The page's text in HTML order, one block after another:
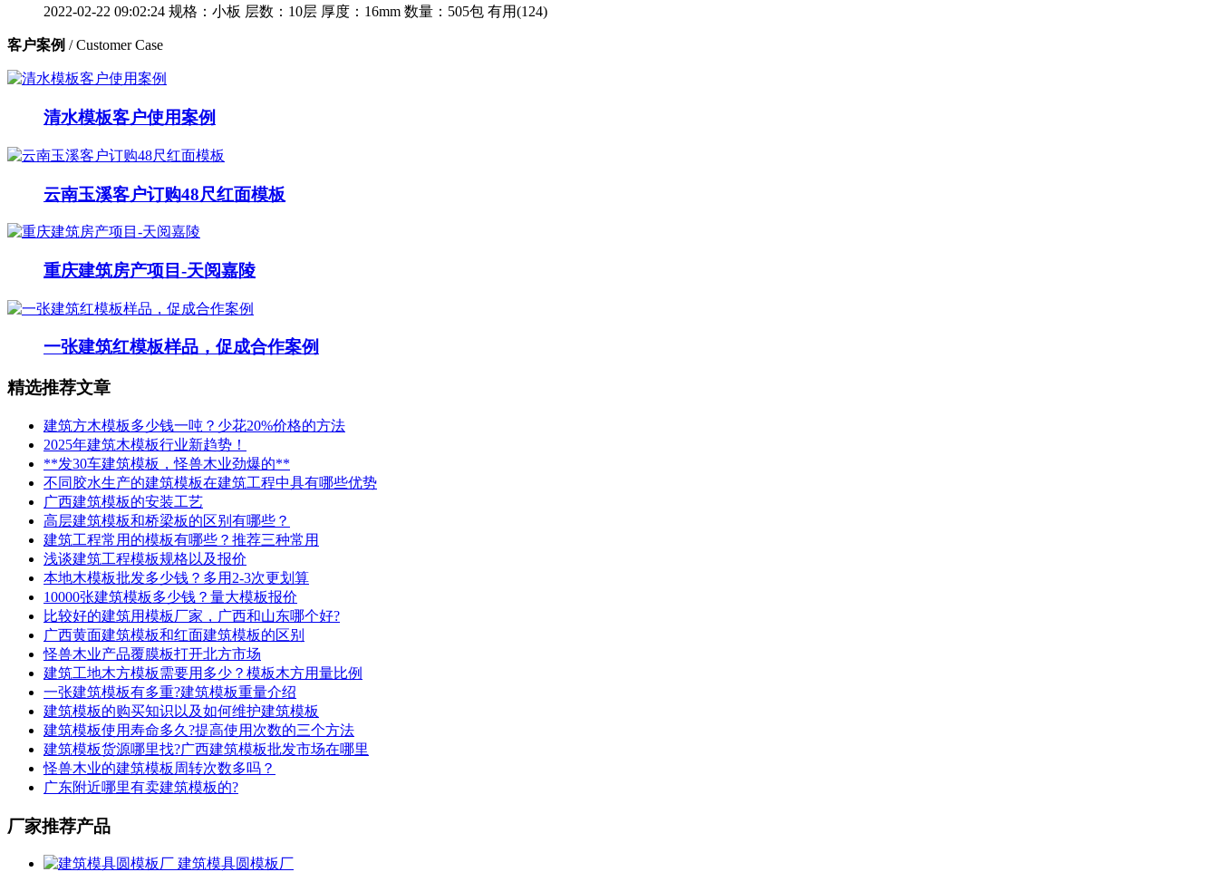
2022-02-22 09:02:24 规格：小板 层数：10层 厚度：16mm 数量：505包 有用(124)
客户案例 / Customer Case
清水模板客户使用案例
云南玉溪客户订购48尺红面模板
重庆建筑房产项目-天阅嘉陵
一张建筑红模板样品，促成合作案例
精选推荐文章
建筑方木模板多少钱一吨？少花20%价格的方法
2025年建筑木模板行业新趋势！
**发30车建筑模板，怪兽木业劲爆的**
不同胶水生产的建筑模板在建筑工程中具有哪些优势
广西建筑模板的安装工艺
高层建筑模板和桥梁板的区别有哪些？
建筑工程常用的模板有哪些？推荐三种常用
浅谈建筑工程模板规格以及报价
本地木模板批发多少钱？多用2-3次更划算
10000张建筑模板多少钱？量大模板报价
比较好的建筑用模板厂家，广西和山东哪个好?
广西黄面建筑模板和红面建筑模板的区别
怪兽木业产品覆膜板打开北方市场
建筑工地木方模板需要用多少？模板木方用量比例
一张建筑模板有多重?建筑模板重量介绍
建筑模板的购买知识以及如何维护建筑模板
建筑模板使用寿命多久?提高使用次数的三个方法
建筑模板货源哪里找?广西建筑模板批发市场在哪里
怪兽木业的建筑模板周转次数多吗？
广东附近哪里有卖建筑模板的?
厂家推荐产品
建筑模具圆模板厂